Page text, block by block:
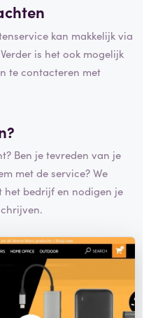
kan makkelijk via
is het ook mogelijk
te contacteren met
Ben je tevreden van je
met de service? We
bedrijf en nodigen je